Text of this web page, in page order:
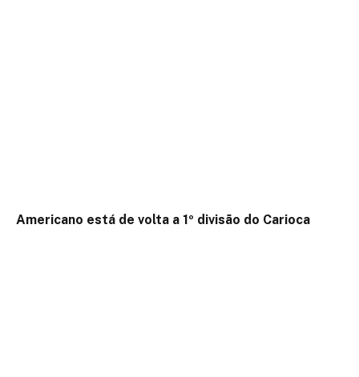
Americano está de volta a 1º divisão do Carioca